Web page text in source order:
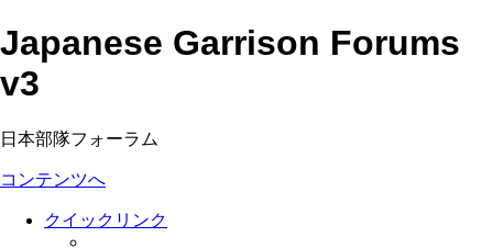
Japanese Garrison Forums
v3
日本部隊フォーラム
コンテンツへ
クイックリンク